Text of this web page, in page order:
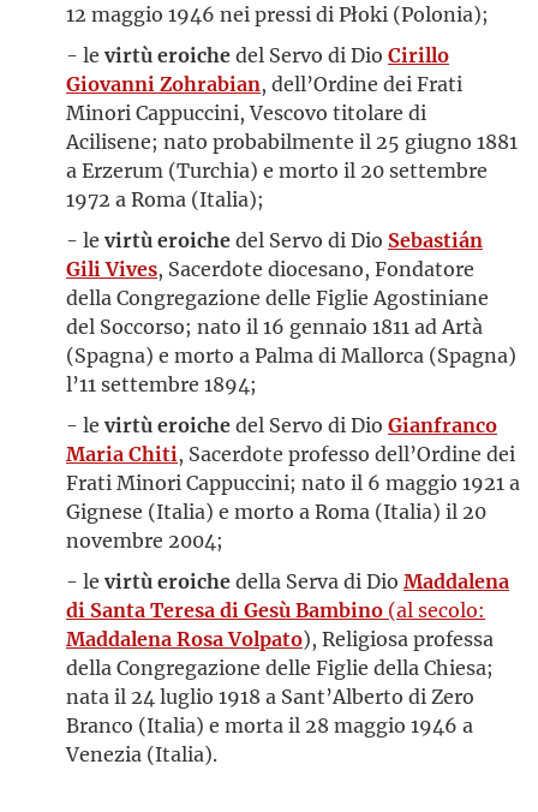
12 maggio 1946 nei pressi di Płoki (Polonia);
- le virtù eroichedel Servo di Dio Cirillo
Giovanni Zohrabian, dell’Ordine dei Frati
Minori Cappuccini, Vescovo titolare di
Acilisene; nato probabilmente il 25 giugno 1881
a Erzerum (Turchia) e morto il 20 settembre
1972 a Roma (Italia);
- le virtù eroichedel Servo di Dio Sebastián
Gili Vives, Sacerdote diocesano, Fondatore
della Congregazione delle Figlie Agostiniane
del Soccorso; nato il 16 gennaio 1811 ad Artà
(Spagna) e morto a Palma di Mallorca (Spagna)
l’11 settembre 1894;
- le virtù eroichedel Servo di Dio Gianfranco
Maria Chiti, Sacerdote professo dell’Ordine dei
Frati Minori Cappuccini; nato il 6 maggio 1921 a
Gignese (Italia) e morto a Roma (Italia) il 20
novembre 2004;
- le virtù eroichedella Serva di Dio Maddalena
di Santa Teresa di Gesù Bambino (al secolo:
Maddalena Rosa Volpato), Religiosa professa
della Congregazione delle Figlie della Chiesa;
nata il 24 luglio 1918 a Sant’Alberto di Zero
Branco (Italia) e morta il 28 maggio 1946 a
Venezia (Italia).